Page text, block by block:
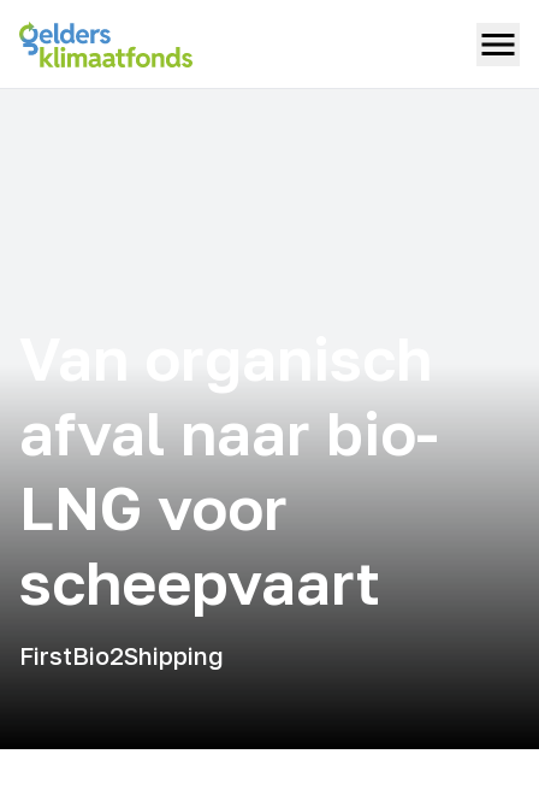
afval naar bio-
LNG voor
scheepvaart
FirstBio2Shipping